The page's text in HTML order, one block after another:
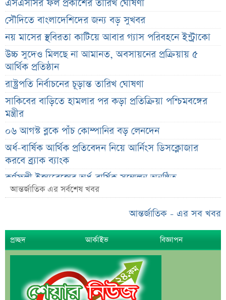
এসএসসির ফল প্রকাশের তারিখ ঘোষণা
সৌদিতে বাংলাদেশিদের জন্য বড় সুখবর
নয় মাসের স্থবিরতা কাটিয়ে আবার গ্যাস পরিবহনে ইন্ট্রাকো
উচ্চ সুদেও মিলছে না আমানত, অবসায়নের প্রক্রিয়ায় ৫
আর্থিক প্রতিষ্ঠান
রাষ্ট্রপতি নির্বাচনের চূড়ান্ত তারিখ ঘোষণা
সাকিবের বাড়িতে হামলার পর কড়া প্রতিক্রিয়া পশ্চিমবঙ্গের
মন্ত্রীর
০৬ আগস্ট ব্লকে পাঁচ কোম্পানির বড় লেনদেন
অর্ধ-বার্ষিক আর্থিক প্রতিবেদন নিয়ে আর্নিংস ডিসক্লোজার
করবে ব্র্যাক ব্যাংক
কর্ণফুলী ইন্স্যুরেন্সের অর্ধ-বার্ষিক সম্মেলন অনুষ্ঠিত
৭৫ হাজার ২৮৩ শেয়ার মনোনীত উত্তরাধিকারীর নামে
০৬ আগস্ট লেনদেনের শীর্ষ ১০ শেয়ার
০৬ আগস্ট দর পতনের শীর্ষ ১০ শেয়ার
০৬ আগস্ট দর বৃদ্ধির শীর্ষ ১০ শেয়ার
দেশি ৫ মাছে মিলল মাইক্রোপ্লাস্টিক!
আন্তর্জাতিক এর সর্বশেষ খবর
আন্তর্জাতিক - এর সব খবর
প্রচ্ছদ আর্কাইভ বিজ্ঞাপন